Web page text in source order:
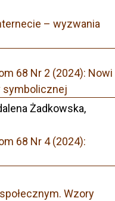
– wyzwania
68 Nr 2 (2024): Nowi
symbolicznej
Żadkowska,
68 Nr 4 (2024):
Wzory